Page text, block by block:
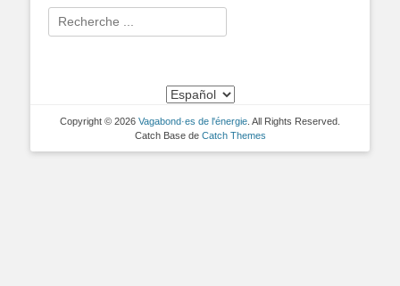
Buscar:
Copyright © 2026 Vagabond·es de l'énergie . All Rights Reserved.
Catch Base de Catch Themes